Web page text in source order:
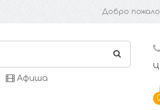
Добро
Афиша